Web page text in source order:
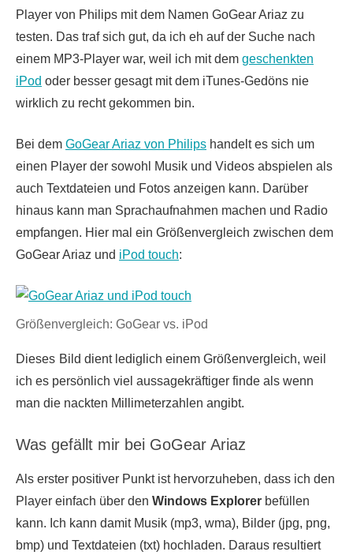
Player von Philips mit dem Namen GoGear Ariaz zu
testen. Das traf sich gut, da ich eh auf der Suche nach
einem MP3-Player war, weil ich mit dem geschenkten
iPod oder besser gesagt mit dem iTunes-Gedöns nie
wirklich zu recht gekommen bin.
Bei dem GoGear Ariaz von Philips handelt es sich um
einen Player der sowohl Musik und Videos abspielen als
auch Textdateien und Fotos anzeigen kann. Darüber
hinaus kann man Sprachaufnahmen machen und Radio
empfangen. Hier mal ein Größenvergleich zwischen dem
GoGear Ariaz und iPod touch:
Größenvergleich: GoGear vs. iPod
Dieses Bild dient lediglich einem Größenvergleich, weil
ich es persönlich viel aussagekräftiger finde als wenn
man die nackten Millimeterzahlen angibt.
Was gefällt mir bei GoGear Ariaz
Als erster positiver Punkt ist hervorzuheben, dass ich den
Player einfach über den Windows Explorer befüllen
kann. Ich kann damit Musik (mp3, wma), Bilder (jpg, png,
bmp) und Textdateien (txt) hochladen. Daraus resultiert